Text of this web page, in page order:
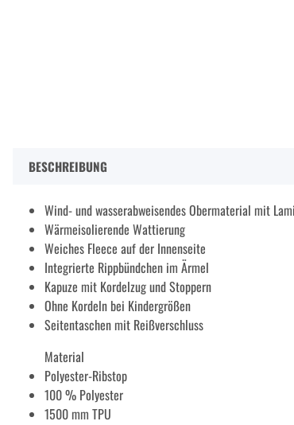
BESCHREIBUNG
Wind- und wasserabweisendes Obermaterial mit
Wärmeisolierende Wattierung
Weiches Fleece auf der Innenseite
Integrierte Rippbündchen im Ärmel
Kapuze mit Kordelzug und Stoppern
Ohne Kordeln bei Kindergrößen
Seitentaschen mit Reißverschluss
Material
Polyester-Ribstop
100 % Polyester
1500 mm TPU